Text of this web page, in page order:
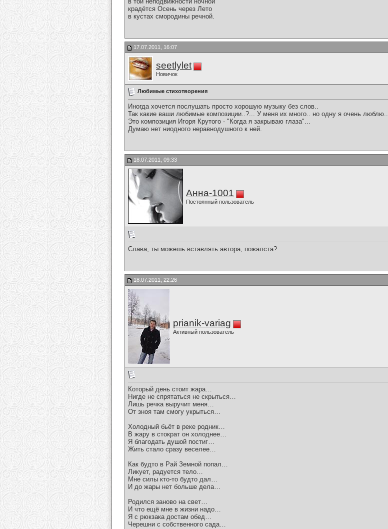
крадётся Осень через Лето
в кустах смородины речной.
17.07.2011, 16:07
seetlylet
Новичок
Любимые стихотворения
Иногда хочется послушать просто хорошую музыку без слов..
Так какие ваши любимые композиции..?... У меня их много.. но одну я очень люблю..
Это композиция Игоря Крутого - "Когда я закрываю глаза"...
Думаю нет ниодного неравнодушного к ней.
18.07.2011, 09:33
Анна-1001
Постоянный пользователь
Слава, ты можешь вставлять автора, пожалста?
18.07.2011, 22:26
prianik-variag
Активный пользователь
Который день стоит жара…
Нигде не спрятаться не скрыться…
Лишь речка выручит меня…
От зноя там смогу укрыться…
Холодный бьёт в реке родник…
В жару в стократ он холоднее…
Я благодать душой постиг…
Жить стало сразу веселее…
Как будто в Рай Земной попал…
Ликует, радуется тело…
Мне силы кто-то будто дал…
И до жары нет больше дела…
Родился заново на свет…
И что ещё мне в жизни надо…
Я с рюкзака достам обед…
Черешни с собственного сада…